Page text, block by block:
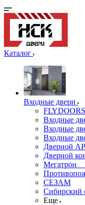
Каталог
Входные двери
FLYDOORS
Входные
Входные
Входные
Дверной
Дверной
Мегатрон
СЕЗАМ
Сибирский
Еще